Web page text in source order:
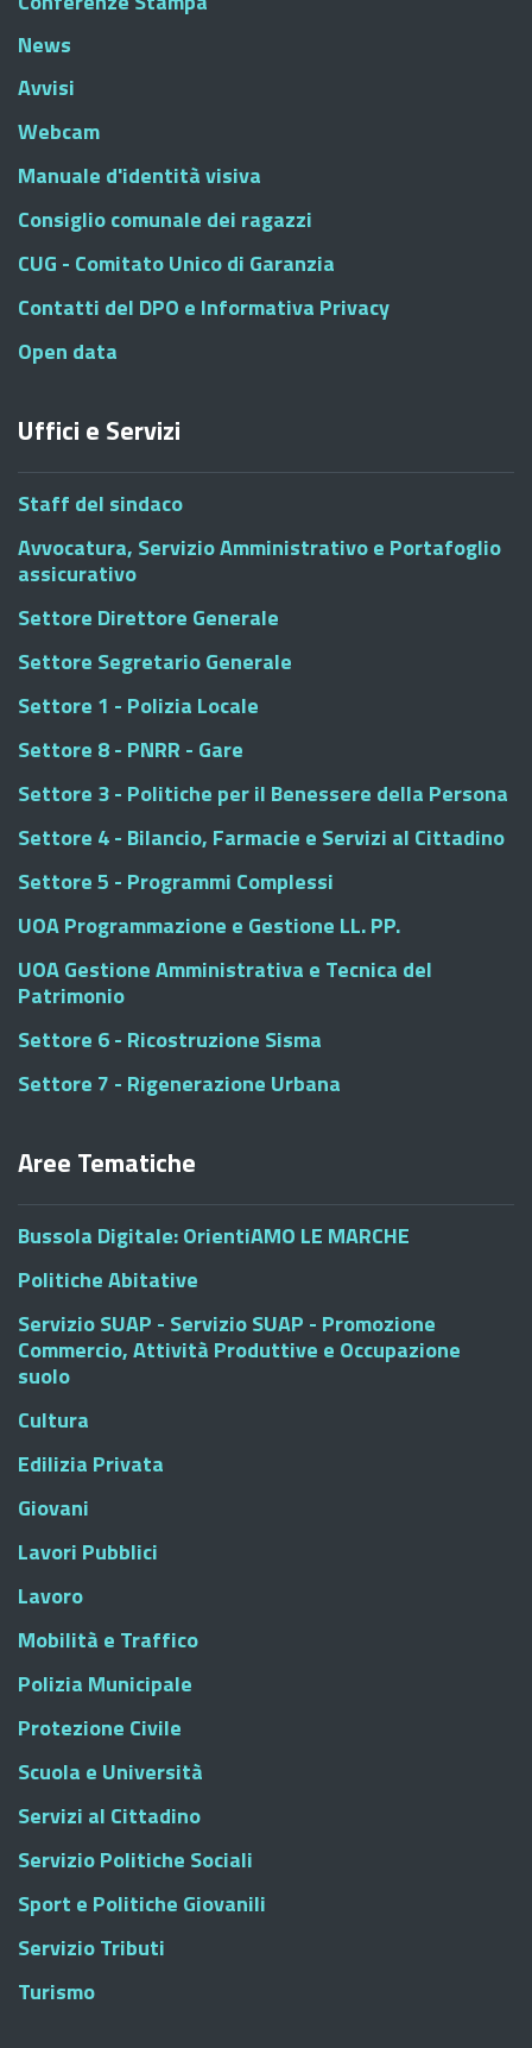
News
Avvisi
Webcam
Manuale d'identità visiva
Consiglio comunale dei ragazzi
CUG - Comitato Unico di Garanzia
Contatti del DPO e Informativa Privacy
Open data
Uffici e Servizi
Staff del sindaco
Avvocatura, Servizio Amministrativo e Portafoglio
assicurativo
Settore Direttore Generale
Settore Segretario Generale
Settore 1 - Polizia Locale
Settore 8 - PNRR - Gare
Settore 3 - Politiche per il Benessere della Persona
Settore 4 - Bilancio, Farmacie e Servizi al Cittadino
Settore 5 - Programmi Complessi
UOA Programmazione e Gestione LL. PP.
UOA Gestione Amministrativa e Tecnica del
Patrimonio
Settore 6 - Ricostruzione Sisma
Settore 7 - Rigenerazione Urbana
Aree Tematiche
Bussola Digitale: OrientiAMO LE MARCHE
Politiche Abitative
Servizio SUAP - Servizio SUAP - Promozione
Commercio, Attività Produttive e Occupazione
suolo
Cultura
Edilizia Privata
Giovani
Lavori Pubblici
Lavoro
Mobilità e Traffico
Polizia Municipale
Protezione Civile
Scuola e Università
Servizi al Cittadino
Servizio Politiche Sociali
Sport e Politiche Giovanili
Servizio Tributi
Turismo